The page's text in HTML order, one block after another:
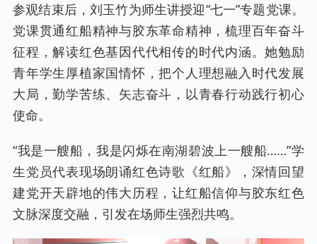
参观结束后，刘玉竹为师生讲授迎“七一”专题党课。
党课贯通红船精神与胶东革命精神，梳理百年奋斗
征程，解读红色基因代代相传的时代内涵。她勉励
青年学生厚植家国情怀，把个人理想融入时代发展
大局，勤学苦练、矢志奋斗，以青春行动践行初心
使命。
“我是一艘船，我是闪烁在南湖碧波上一艘船……”学
生党员代表现场朗诵红色诗歌《红船》，深情回望
建党开天辟地的伟大历程，让红船信仰与胶东红色
文脉深度交融，引发在场师生强烈共鸣。